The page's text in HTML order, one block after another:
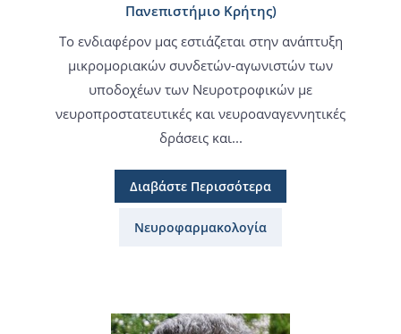
Πανεπιστήμιο Κρήτης)
Το ενδιαφέρον μας εστιάζεται στην ανάπτυξη
μικρομοριακών συνδετών-αγωνιστών των
υποδοχέων των Νευροτροφικών με
νευροπροστατευτικές και νευροαναγεννητικές
δράσεις και...
Διαβάστε Περισσότερα
Νευροφαρμακολογία